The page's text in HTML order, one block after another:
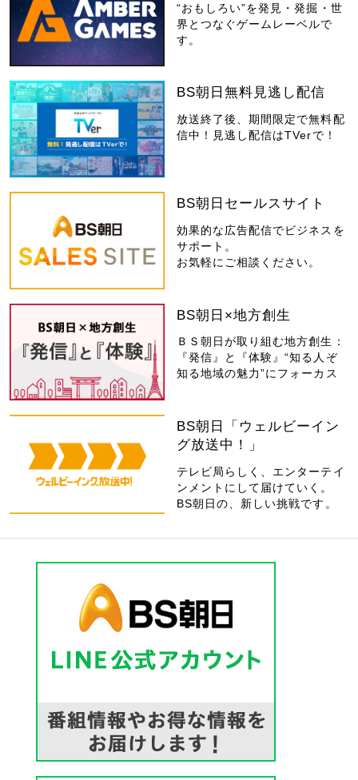
“おもしろい”を発見・発掘・世
界とつなぐゲームレーベルで
す。
BS朝日無料見逃し配信
放送終了後、期間限定で無料配
信中！見逃し配信はTVerで！
BS朝日セールスサイト
効果的な広告配信でビジネスを
サポート。
お気軽にご相談ください。
BS朝日×地方創生
ＢＳ朝日が取り組む地方創生：
『発信』と『体験』“知る人ぞ
知る地域の魅力”にフォーカス
BS朝日「ウェルビーイン
グ放送中！」
テレビ局らしく、エンターテイ
ンメントにして届けていく。
BS朝日の、新しい挑戦です。